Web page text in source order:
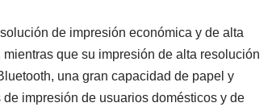
de impresión económica y de alta
que su impresión de alta resolución
una gran capacidad de papel y
impresión de usuarios domésticos y de